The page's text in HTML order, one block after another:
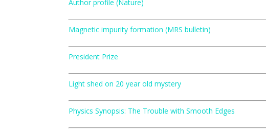
Author profile (Nature)
Magnetic impurity formation (MRS bulletin)
President Prize
Light shed on 20 year old mystery
Physics Synopsis: The Trouble with Smooth Edges